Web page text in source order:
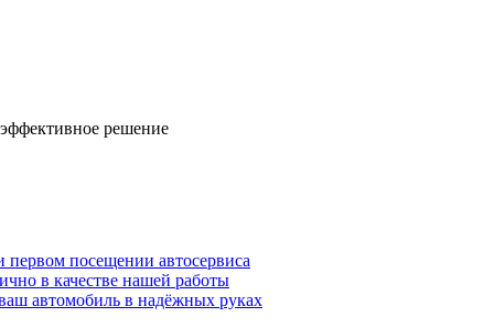
решение
первом посещении автосервиса
в качестве нашей работы
автомобиль в надёжных руках